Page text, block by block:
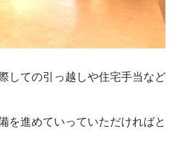
しての引っ越しや住宅手当など
を進めていっていただければと